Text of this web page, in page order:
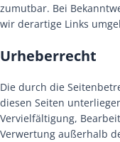
zumutbar. Bei
wir derartige Links
Urheberrecht
Die durch die
diesen Seiten
Vervielfältigung,
Verwertung außerhalb